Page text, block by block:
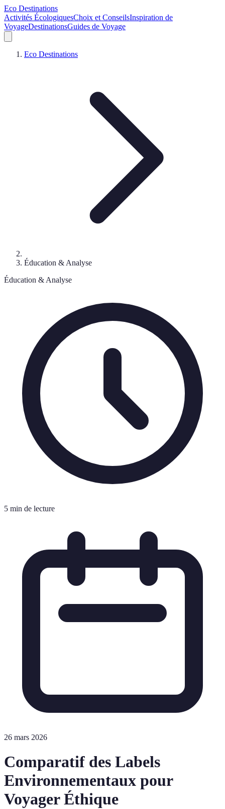
Eco Destinations
Activités ÉcologiquesChoix et ConseilsInspiration de
VoyageDestinationsGuides de Voyage
Eco Destinations
Éducation & Analyse
Éducation & Analyse
5 min de lecture
26 mars 2026
Comparatif des Labels
Environnementaux pour
Voyager Éthique